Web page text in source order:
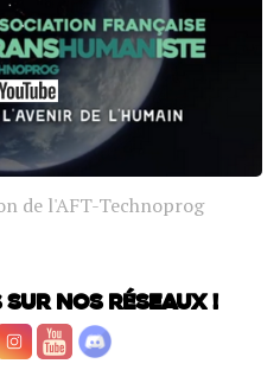
de l'AFT-Technoprog
sur nos réseaux !